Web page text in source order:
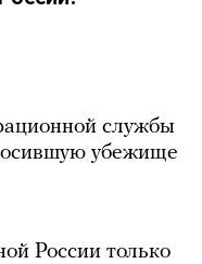
службы
убежище
России только